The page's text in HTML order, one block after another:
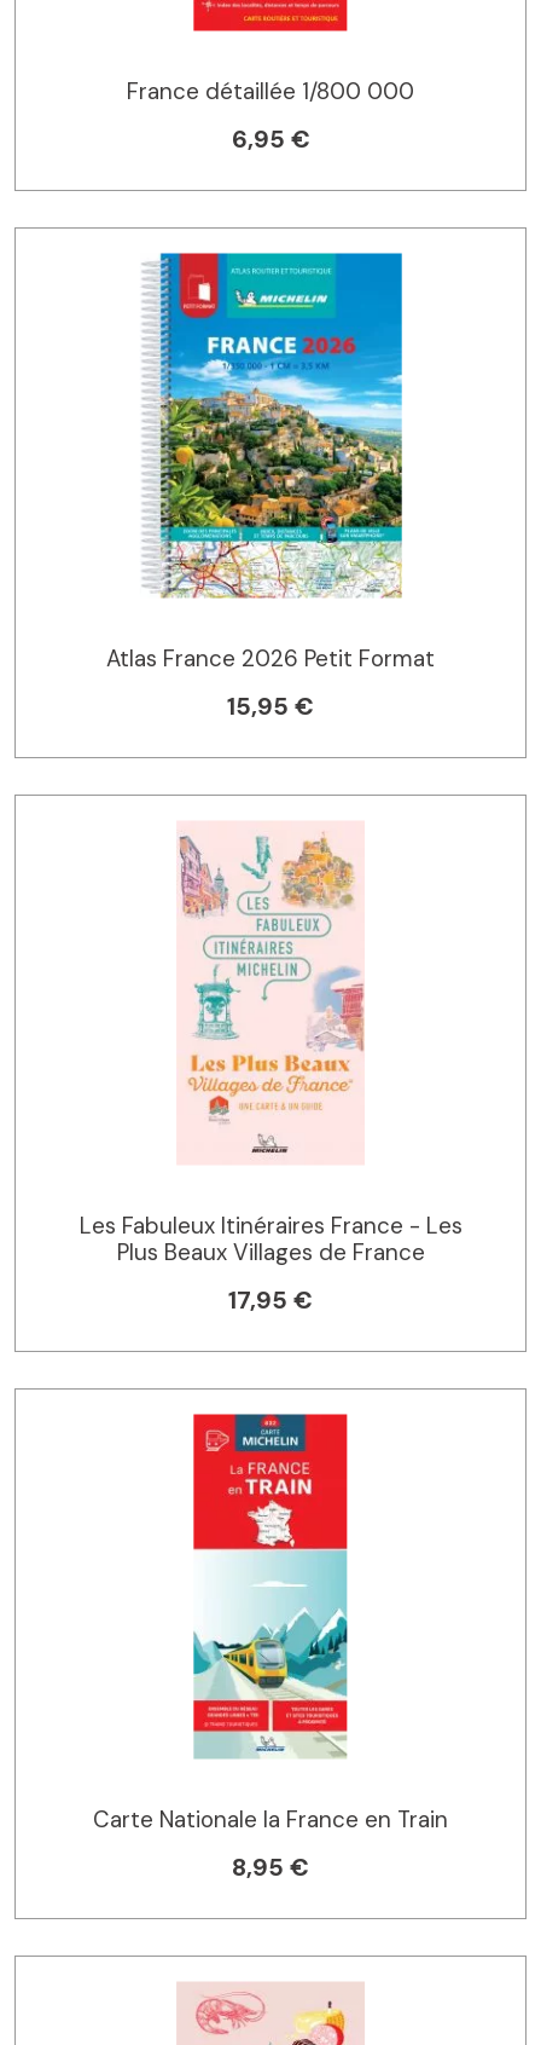
France détaillée 1/800 000
6,95 €
Atlas France 2026 Petit Format
15,95 €
Les Fabuleux Itinéraires France - Les
Plus Beaux Villages de France
17,95 €
Carte Nationale la France en Train
8,95 €